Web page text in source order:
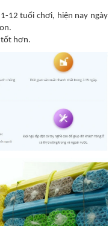
12 tuổi chơi, hiện nay ngày
tốt hơn.